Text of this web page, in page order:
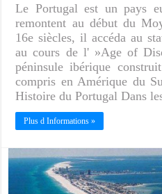
Le Portugal est un pays
remontent au début du
16e siècles, il accéda au
au cours de l' »Age of
péninsule ibérique
compris en Amérique du
Histoire du Portugal Dans
Plus d Informations »